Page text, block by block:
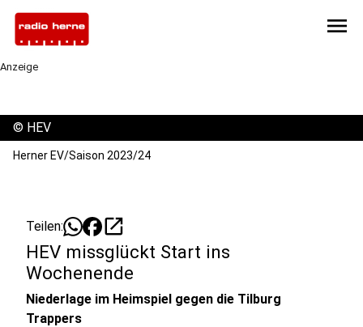
menu
Anzeige
© HEV
Herner EV/Saison 2023/24
Teilen: open_in_new
HEV missglückt Start ins
Wochenende
Niederlage im Heimspiel gegen die Tilburg
Trappers